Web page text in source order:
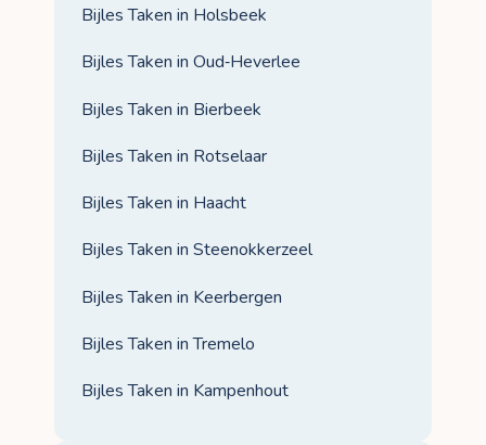
Bijles Taken in Holsbeek
Bijles Taken in Oud‑Heverlee
Bijles Taken in Bierbeek
Bijles Taken in Rotselaar
Bijles Taken in Haacht
Bijles Taken in Steenokkerzeel
Bijles Taken in Keerbergen
Bijles Taken in Tremelo
Bijles Taken in Kampenhout